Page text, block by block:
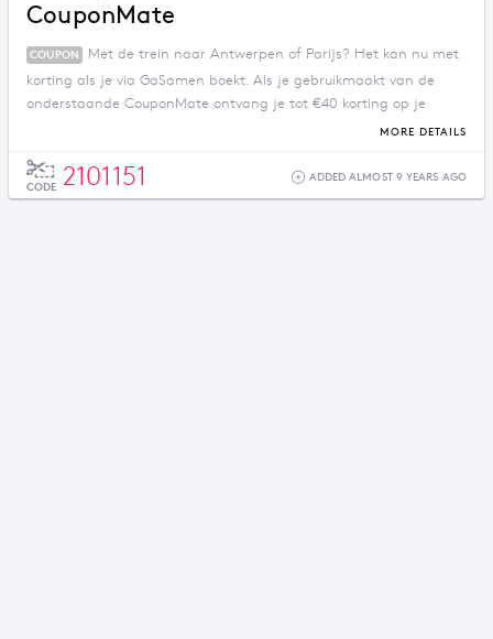
CouponMate
COUPON
Met de trein naar Antwerpen of Parijs? Het kan nu met
korting als je via GaSamen boekt. Als je gebruikmaakt van de
onderstaande CouponMate ontvang je tot €40 korting op je
treinreis. Bekijk de bestemmingen op de website en kies jouw
combinatie met andere CouponMates.
MORE DETAILS
CODE 2101151 ADDED ALMOST 9 YEARS AGO